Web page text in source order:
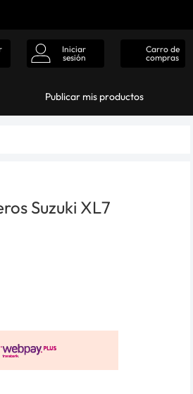
Iniciar
sesión
Carro de
compras
Publicar mis productos
Suzuki XL7